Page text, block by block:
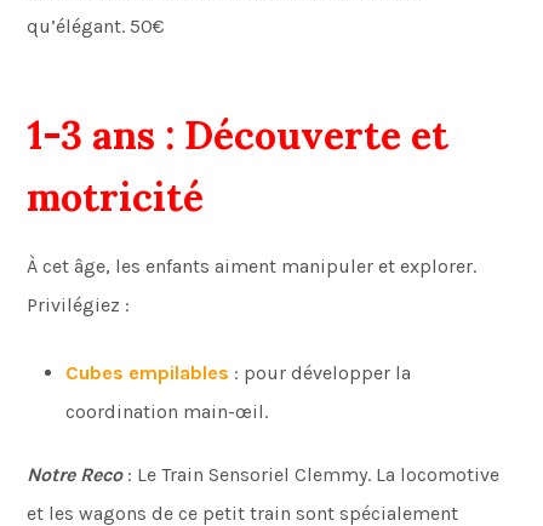
qu’élégant. 50€
1-3 ans : Découverte et
motricité
À cet âge, les enfants aiment manipuler et explorer.
Privilégiez :
Cubes empilables : pour développer la
coordination main-œil.
Notre Reco: Le Train Sensoriel Clemmy. La locomotive
et les wagons de ce petit train sont spécialement